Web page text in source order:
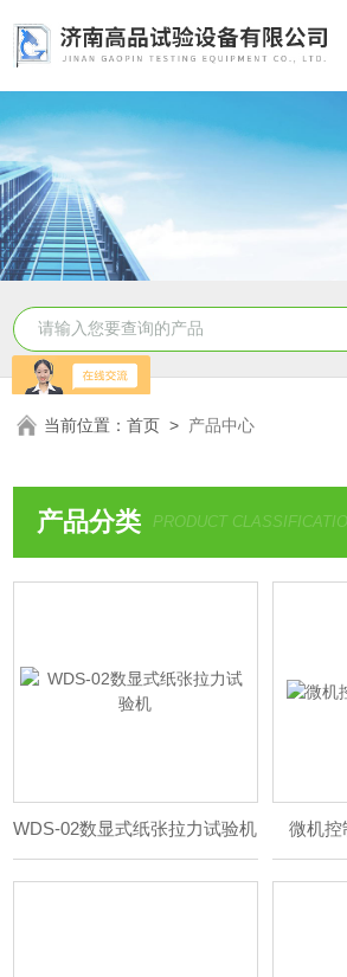
当前位置：首页 > 产品中心
产品分类 PRODUCT
WDS-02数显式纸张拉力试验机 微机控